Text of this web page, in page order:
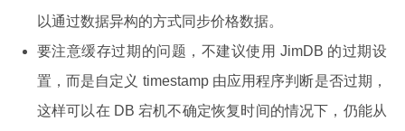
以通过数据异构的方式同步价格数据。
要注意缓存过期的问题，不建议使用 JimDB 的过期设
置，而是自定义 timestamp 由应用程序判断是否过期，
这样可以在 DB 宕机不确定恢复时间的情况下，仍能从